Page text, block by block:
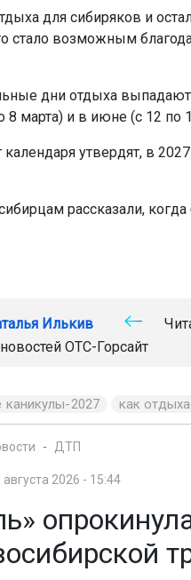
для сибиряков и
стало возможным
дни отдыха
8 марта) и в июне (с 12 по
календаря утвердят, в
рассказали,
Илькив
ОТС-Горсайт
каникулы-2027 как
ДТП
августа 2026 - 15:44